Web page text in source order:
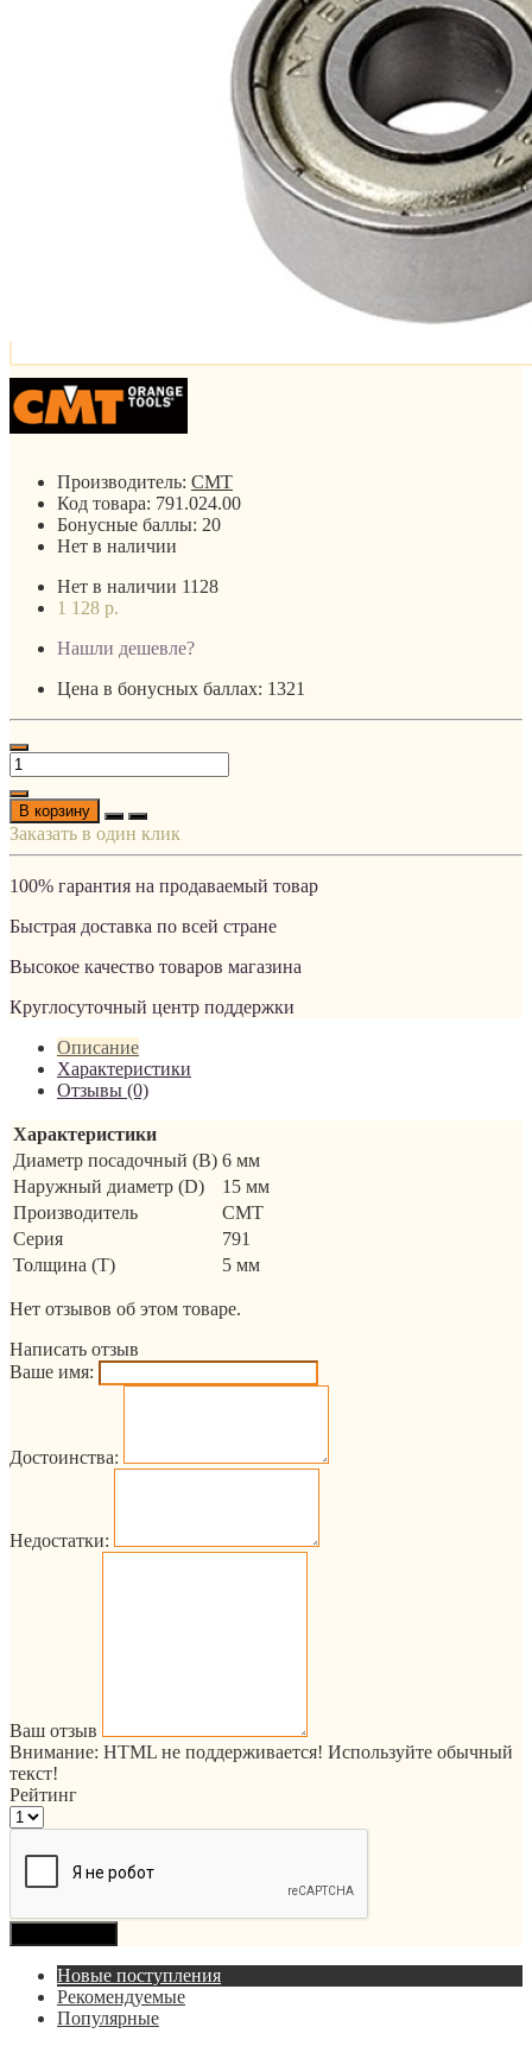
Производитель: CMT
Код товара: 791.024.00
Бонусные баллы: 20
Нет в наличии
Нет в наличии 1128
1 128 р.
Нашли дешевле?
Цена в бонусных баллах: 1321
В корзину
Заказать в один клик
100% гарантия на продаваемый товар
Быстрая доставка по всей стране
Высокое качество товаров магазина
Круглосуточный центр поддержки
Описание
Характеристики
Отзывы (0)
Характеристики
Диаметр посадочный (B) 6 мм
Наружный диаметр (D)
15 мм
Производитель
CMT
Серия
791
Толщина (T)
5 мм
Нет отзывов об этом товаре.
Написать отзыв
Ваше имя:
Достоинства:
Недостатки:
Ваш отзыв
Внимание: HTML не поддерживается! Используйте обычный
текст!
Рейтинг
Новые поступления
Рекомендуемые
Популярные